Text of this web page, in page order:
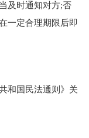
及时通知对方;否
一定合理期限后即
和国民法通则》关